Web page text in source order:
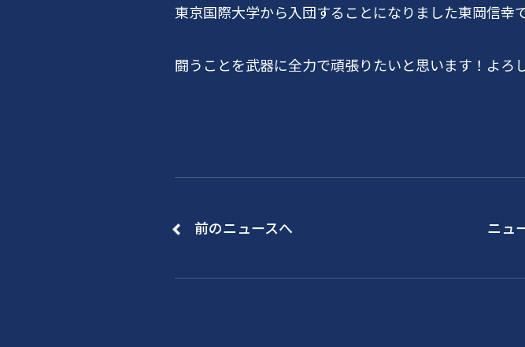
東京国際大学から入団することになりました東岡信幸で
闘うことを武器に全力で頑張りたいと思います！よろ
前のニュースへ ニュ